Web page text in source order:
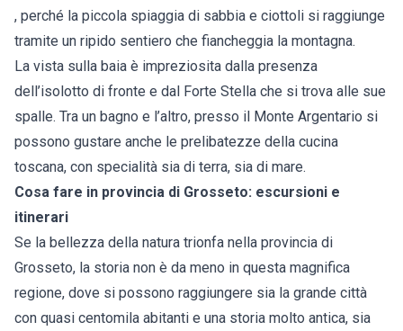
, perché la piccola spiaggia di sabbia e ciottoli si raggiunge
tramite un ripido sentiero che fiancheggia la montagna.
La vista sulla baia è impreziosita dalla presenza
dell’isolotto di fronte e dal Forte Stella che si trova alle sue
spalle. Tra un bagno e l’altro, presso il Monte Argentario si
possono gustare anche le prelibatezze della cucina
toscana, con specialità sia di terra, sia di mare.
Cosa fare in provincia di Grosseto: escursioni e
itinerari
Se la bellezza della natura trionfa nella provincia di
Grosseto, la storia non è da meno in questa magnifica
regione, dove si possono raggiungere sia la grande città
con quasi centomila abitanti e una storia molto antica, sia